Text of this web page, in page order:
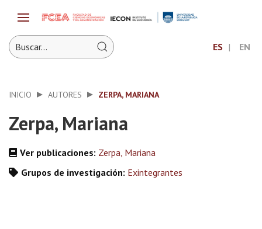
ES EN
INICIO AUTORES ZERPA, MARIANA
Zerpa, Mariana
Ver publicaciones: Zerpa, Mariana
Grupos de investigación: Exintegrantes